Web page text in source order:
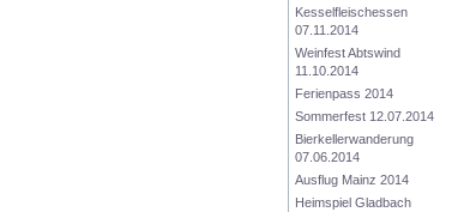
Kesselfleischessen
07.11.2014
Weinfest Abtswind
11.10.2014
Ferienpass 2014
Sommerfest 12.07.2014
Bierkellerwanderung
07.06.2014
Ausflug Mainz 2014
Heimspiel Gladbach